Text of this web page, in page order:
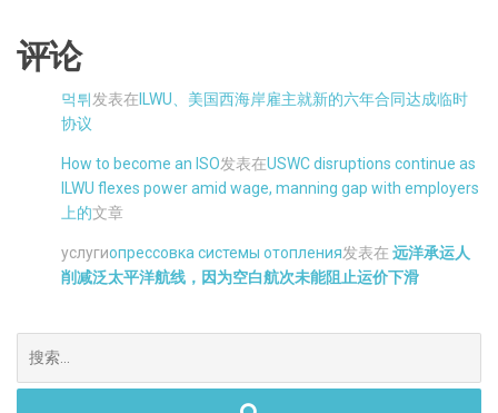
评论
먹튀发表在ILWU、美国西海岸雇主就新的六年合同达成临时
协议
How to become an ISO发表在USWC disruptions continue as
ILWU flexes power amid wage, manning gap with employers
上的文章
услугиопрессовка системы отопления发表在 远洋承运人
削减泛太平洋航线，因为空白航次未能阻止运价下滑
索。